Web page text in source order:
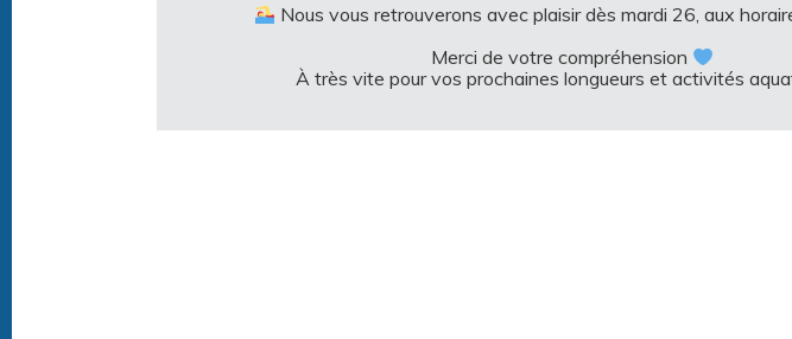
Nous vous retrouverons avec plaisir dès mardi 26, aux
Merci de votre compréhension
À très vite pour vos prochaines longueurs et activités